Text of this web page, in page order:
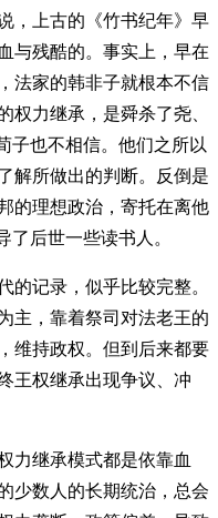
，上古的《竹书纪年》早
与残酷的。事实上，早在
法家的韩非子就根本不信
权力继承，是舜杀了尧、
子也不相信。他们之所以
解所做出的判断。反倒是
的理想政治，寄托在离他
了后世一些读书人。
的记录，似乎比较完整。
主，靠着祭司对法老王的
维持政权。但到后来都要
王权继承出现争议、冲
力继承模式都是依靠血
少数人的长期统治，总会